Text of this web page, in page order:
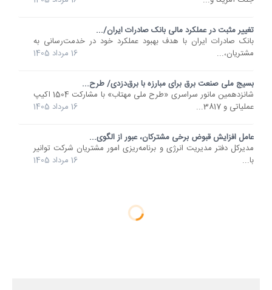
تغییر مثبت در عملکرد مالی بانک صادرات ایران/...
​بانک صادرات ایران با هدف بهبود عملکرد خود در خدمت‌رسانی به
مشتریان،...
16 مرداد 1405
بسیج ملی صنعت برق برای مبارزه با برق‌دزدی/ طرح...
شانزدهمین مانور سراسری «طرح ملی مهتاب» با مشارکت 1504 اکیپ
عملیاتی و 3817...
16 مرداد 1405
عامل افزایش قبوض برخی مشترکان، عبور از الگوی...
مدیرکل دفتر مدیریت انرژی و برنامه‌ریزی امور مشتریان شرکت توانیر
با...
16 مرداد 1405